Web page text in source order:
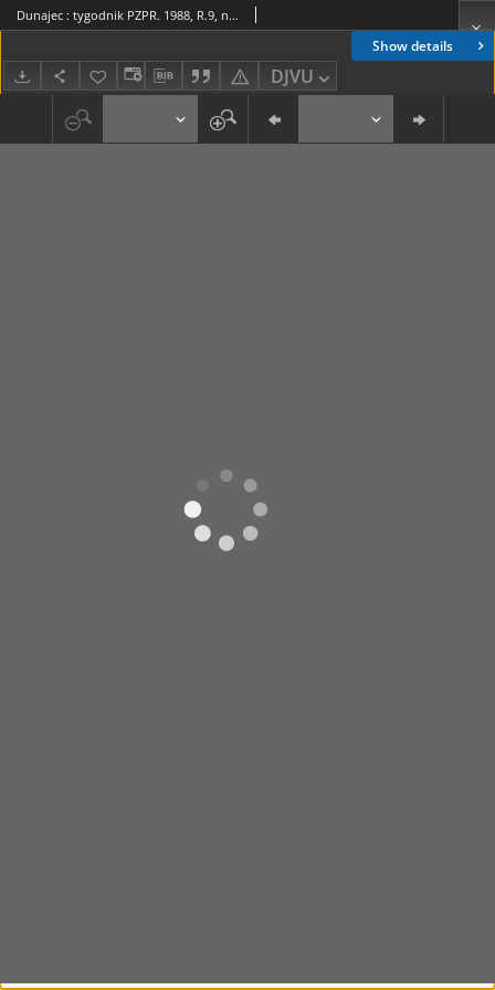
Show details
DJVU
Dunajec : tygodnik PZPR. 1988, R.9, nr 04(377)